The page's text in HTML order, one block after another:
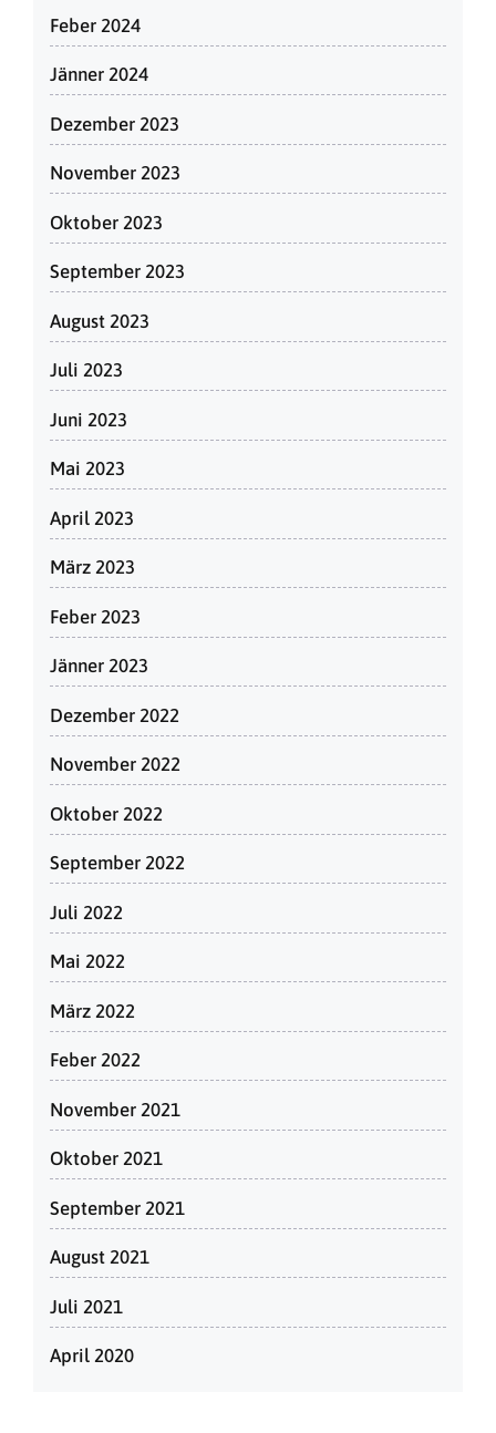
Feber 2024
Jänner 2024
Dezember 2023
November 2023
Oktober 2023
September 2023
August 2023
Juli 2023
Juni 2023
Mai 2023
April 2023
März 2023
Feber 2023
Jänner 2023
Dezember 2022
November 2022
Oktober 2022
September 2022
Juli 2022
Mai 2022
März 2022
Feber 2022
November 2021
Oktober 2021
September 2021
August 2021
Juli 2021
April 2020